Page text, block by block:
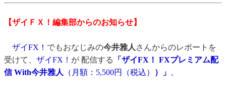
【ザイＦＸ！編集部からのお知らせ】
ザイFX！ でもおなじみの今井雅人 さんからのレポートを
受けて、 ザイFX！ が 配信する
「ザイFX！ FXプレミアム配
信 With今井雅人
（月額：5,500円（税込） ）」 。